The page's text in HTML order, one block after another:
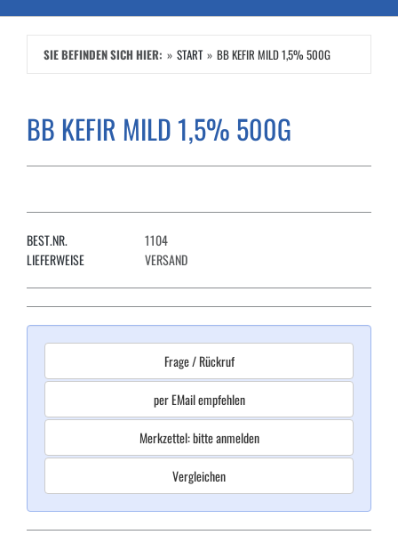
SIE BEFINDEN SICH HIER: START BB KEFIR MILD 1,5% 500G
BB KEFIR MILD 1,5% 500G
BEST.NR.
1104
LIEFERWEISE
VERSAND
Frage / Rückruf
per EMail empfehlen
Merkzettel: bitte anmelden
Vergleichen